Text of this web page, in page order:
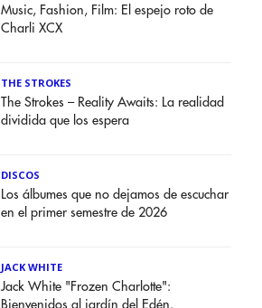
Music, Fashion, Film: El espejo roto de
Charli XCX
THE STROKES
The Strokes – Reality Awaits: La realidad
dividida que los espera
DISCOS
Los álbumes que no dejamos de escuchar
en el primer semestre de 2026
JACK WHITE
Jack White "Frozen Charlotte":
Bienvenidos al jardín del Edén.